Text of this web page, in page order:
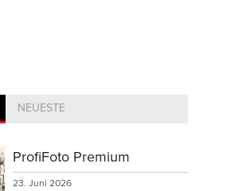
NEUESTE
ProfiFoto Premium
23. Juni 2026